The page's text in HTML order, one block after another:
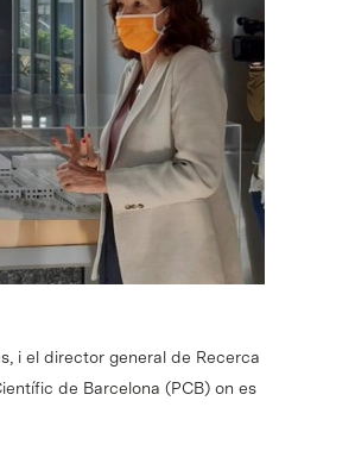
i el director general de Recerca
de Barcelona (PCB) on es